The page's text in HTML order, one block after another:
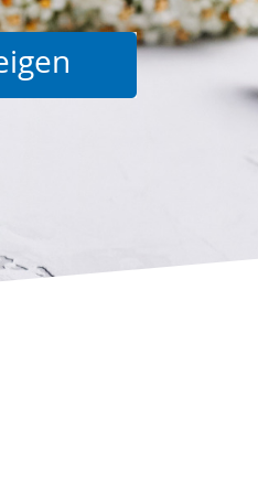
Suche